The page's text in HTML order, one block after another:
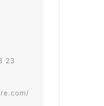
23